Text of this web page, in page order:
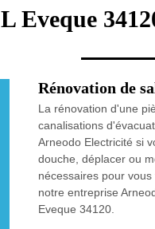
Eveque
Rénovation de
La rénovation d'une
canalisations
Arneodo Electricité si
douche, déplacer ou
nécessaires pour
notre entreprise
Eveque 34120.